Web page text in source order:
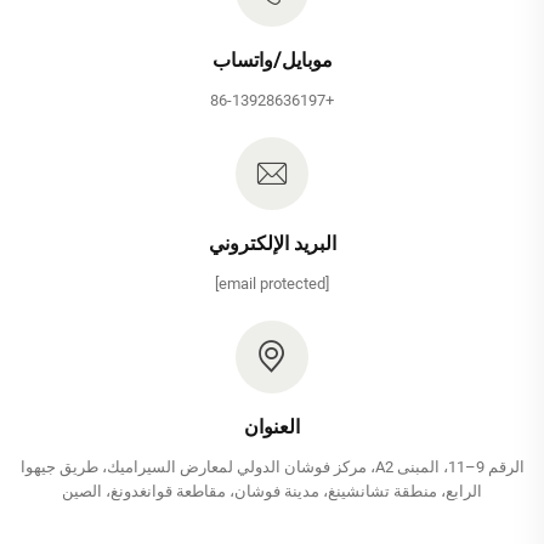
موبايل/واتساب
+86-13928636197
البريد الإلكتروني
العنوان
الرقم 9–11، المبنى A2، مركز فوشان الدولي لمعارض السيراميك، طريق جيهوا
الرابع، منطقة تشانشينغ، مدينة فوشان، مقاطعة قوانغدونغ، الصين